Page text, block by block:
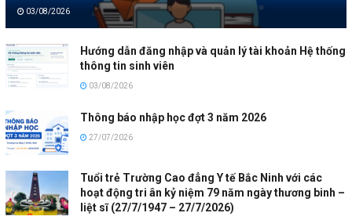
03/08/2026
Hướng dẫn đăng nhập và quản lý tài khoản Hệ thống
thông tin sinh viên
03/08/2026
Thông báo nhập học đợt 3 năm 2026
27/07/2026
Tuổi trẻ Trường Cao đẳng Y tế Bắc Ninh với các
hoạt động tri ân kỷ niệm 79 năm ngày thương binh –
liệt sĩ (27/7/1947 – 27/7/2026)